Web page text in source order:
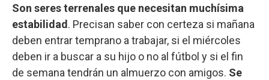
Son seres terrenales que necesitan muchísima
estabilidad . Precisan saber con certeza si mañana
deben entrar temprano a trabajar, si el miércoles
deben ir a buscar a su hijo o no al fútbol y si el fin
de semana tendrán un almuerzo con amigos. Se